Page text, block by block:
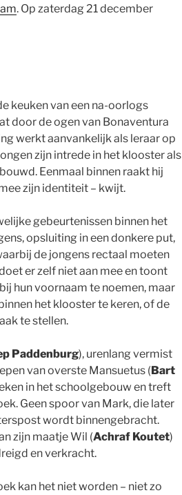
. Op zaterdag 21 december
keuken van een na-oorlogs
door de ogen van Bonaventura
werkt aanvankelijk als leraar op
zijn intrede in het klooster als
Eenmaal binnen raakt hij
zijn identiteit – kwijt.
gebeurtenissen binnen het
opsluiting in een donkere put,
de jongens rectaal moeten
er zelf niet aan mee en toont
hun voornaam te noemen, maar
het klooster te keren, of de
te stellen.
Paddenburg), urenlang vermist
van overste Mansuetus (Bart
in het schoolgebouw en treft
Geen spoor van Mark, die later
wordt binnengebracht.
zijn maatje Wil (Achraf Koutet)
en verkracht.
kan het niet worden – niet zo